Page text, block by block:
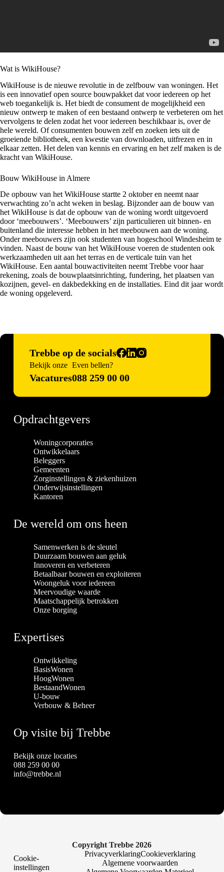
Wat is WikiHouse?
WikiHouse is de nieuwe revolutie in de zelfbouw van woningen. Het
is een innovatief open source bouwpakket dat voor iedereen op het
web toegankelijk is. Het biedt de consument de mogelijkheid een
nieuw ontwerp te maken of een bestaand ontwerp te verbeteren om het
vervolgens te delen zodat het voor iedereen beschikbaar is, over de
hele wereld. Of consumenten bouwen zelf en zoeken iets uit de
groeiende bibliotheek, een kwestie van downloaden, uitfrezen en in
elkaar zetten. Het delen van kennis en ervaring en het zelf maken is de
kracht van WikiHouse.
Bouw WikiHouse in Almere
De opbouw van het WikiHouse startte 2 oktober en neemt naar
verwachting zo’n acht weken in beslag. Bijzonder aan de bouw van
het WikiHouse is dat de opbouw van de woning wordt uitgevoerd
door ‘meebouwers’. ‘Meebouwers’ zijn particulieren uit binnen- en
buitenland die interesse hebben in het meebouwen aan de woning.
Onder meebouwers zijn ook studenten van hogeschool Windesheim te
vinden. Naast de bouw van het WikiHouse voeren de studenten ook
werkzaamheden uit aan het terras en de verticale tuin van het
WikiHouse. Een aantal bouwactiviteiten neemt Trebbe voor haar
rekening, zoals de bouwplaatsinrichting, fundering, het plaatsen van
kozijnen, gevel- en dakbedekking en de installaties. Eind dit jaar wordt
de woning opgeleverd.
Trebbe op de socials
Bekijk onze
Vacatures
Even bellen?
088 259 00 00
Opdrachtgevers
Woningcorporaties
Ontwikkelaars
Beleggers
Gemeenten
Zorginstellingen & ziekenhuizen
Onderwijsinstellingen
Kantoren
De wereld om ons heen
Samenwerken is de sleutel
Duurzaam bouwen aan geluk
Innoveren en verbeteren
Betaalbaar bouwen en exploiteren
Woongeluk voor iedereen
Meervoudige waarde
Maatschappelijk betrokken
Onze borging
Expertises
Ontwikkeling
BasisWonen
HoogWonen
BestaandWonen
U-bouw
Verbouw & Beheer
Op visite bij Trebbe
Bekijk onze locaties
088 259 00 00
info@trebbe.nl
Copyright Trebbe 2026
Cookie-
instellingen
PrivacyverklaringCookieverklaring
Algemene voorwaarden